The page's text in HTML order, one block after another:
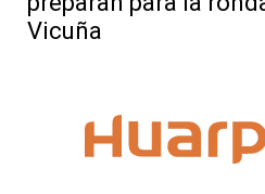
Vicuña